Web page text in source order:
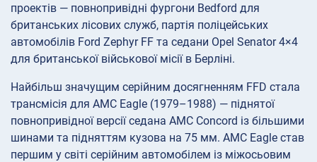
проектів — повнопривідні фургони Bedford для
британських лісових служб, партія поліцейських
автомобілів Ford Zephyr FF та седани Opel Senator 4×4
для британської військової місії в Берліні.
Найбільш значущим серійним досягненням FFD стала
трансмісія для AMC Eagle (1979–1988) — піднятої
повнопривідної версії седана AMC Concord із більшими
шинами та підняттям кузова на 75 мм. AMC Eagle став
першим у світі серійним автомобілем із міжосьовим